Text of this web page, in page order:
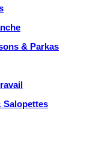
& Parkas
Salopettes